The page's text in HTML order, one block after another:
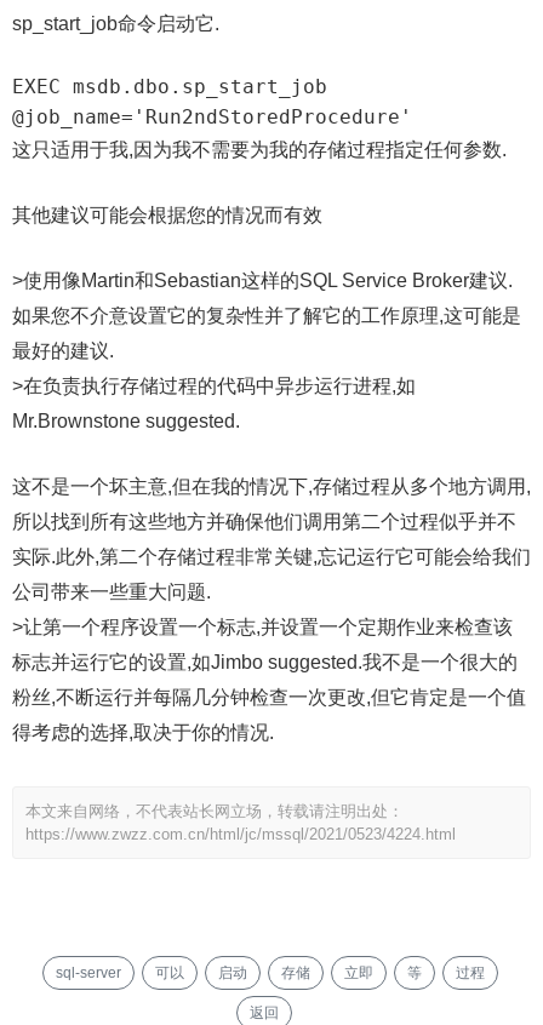
sp_start_job命令启动它.
EXEC msdb.dbo.sp_start_job
@job_name='Run2ndStoredProcedure'
这只适用于我,因为我不需要为我的存储过程指定任何参数.
其他建议可能会根据您的情况而有效
>使用像Martin和Sebastian这样的SQL Service Broker建议.
如果您不介意设置它的复杂性并了解它的工作原理,这可能是
最好的建议.
>在负责执行存储过程的代码中异步运行进程,如
Mr.Brownstone suggested.
这不是一个坏主意,但在我的情况下,存储过程从多个地方调用,
所以找到所有这些地方并确保他们调用第二个过程似乎并不
实际.此外,第二个存储过程非常关键,忘记运行它可能会给我们
公司带来一些重大问题.
>让第一个程序设置一个标志,并设置一个定期作业来检查该
标志并运行它的设置,如Jimbo suggested.我不是一个很大的
粉丝,不断运行并每隔几分钟检查一次更改,但它肯定是一个值
得考虑的选择,取决于你的情况.
本文来自网络，不代表站长网立场，转载请注明出处：
https://www.zwzz.com.cn/html/jc/mssql/2021/0523/4224.html
sql-server 可以 启动 存储 立即 等 过程
返回